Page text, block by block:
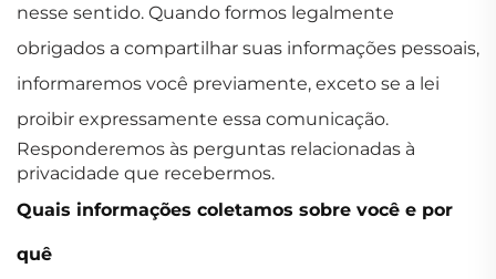
nesse sentido. Quando formos legalmente
obrigados a compartilhar suas informações pessoais,
informaremos você previamente, exceto se a lei
proibir expressamente essa comunicação.
Responderemos às perguntas relacionadas à
privacidade que recebermos.
Quais informações coletamos sobre você e por
quê